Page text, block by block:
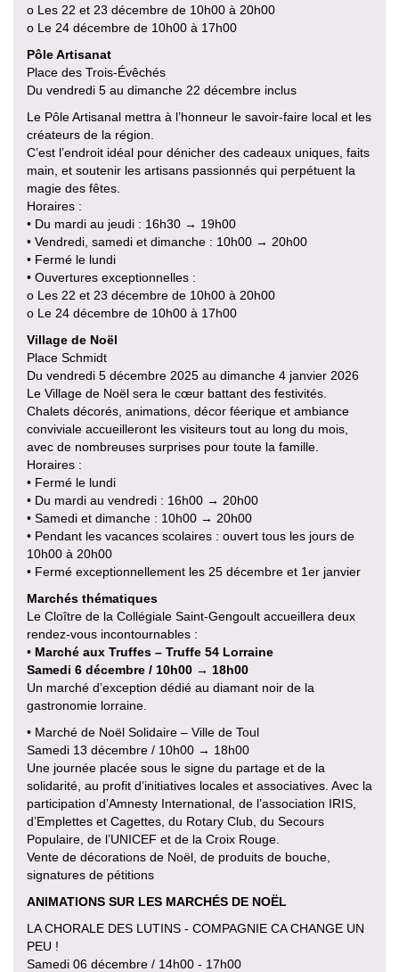
o Les 22 et 23 décembre de 10h00 à 20h00
o Le 24 décembre de 10h00 à 17h00
Pôle Artisanat
Place des Trois-Évêchés
Du vendredi 5 au dimanche 22 décembre inclus
Le Pôle Artisanal mettra à l’honneur le savoir-faire local et les
créateurs de la région.
C’est l’endroit idéal pour dénicher des cadeaux uniques, faits
main, et soutenir les artisans passionnés qui perpétuent la
magie des fêtes.
Horaires :
• Du mardi au jeudi : 16h30 → 19h00
• Vendredi, samedi et dimanche : 10h00 → 20h00
• Fermé le lundi
• Ouvertures exceptionnelles :
o Les 22 et 23 décembre de 10h00 à 20h00
o Le 24 décembre de 10h00 à 17h00
Village de Noël
Place Schmidt
Du vendredi 5 décembre 2025 au dimanche 4 janvier 2026
Le Village de Noël sera le cœur battant des festivités.
Chalets décorés, animations, décor féerique et ambiance
conviviale accueilleront les visiteurs tout au long du mois,
avec de nombreuses surprises pour toute la famille.
Horaires :
• Fermé le lundi
• Du mardi au vendredi : 16h00 → 20h00
• Samedi et dimanche : 10h00 → 20h00
• Pendant les vacances scolaires : ouvert tous les jours de
10h00 à 20h00
• Fermé exceptionnellement les 25 décembre et 1er janvier
Marchés thématiques
Le Cloître de la Collégiale Saint-Gengoult accueillera deux
rendez-vous incontournables :
• Marché aux Truffes – Truffe 54 Lorraine
Samedi 6 décembre / 10h00 → 18h00
Un marché d’exception dédié au diamant noir de la
gastronomie lorraine.
• Marché de Noël Solidaire – Ville de Toul
Samedi 13 décembre / 10h00 → 18h00
Une journée placée sous le signe du partage et de la
solidarité, au profit d’initiatives locales et associatives. Avec la
participation d’Amnesty International, de l’association IRIS,
d’Emplettes et Cagettes, du Rotary Club, du Secours
Populaire, de l’UNICEF et de la Croix Rouge.
Vente de décorations de Noël, de produits de bouche,
signatures de pétitions
ANIMATIONS SUR LES MARCHÉS DE NOËL
LA CHORALE DES LUTINS - COMPAGNIE CA CHANGE UN
PEU !
Samedi 06 décembre / 14h00 - 17h00